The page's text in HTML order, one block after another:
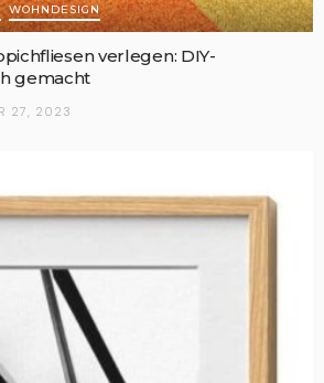
WOHNDESIGN
verlegen: DIY-
gemacht
27, 2023